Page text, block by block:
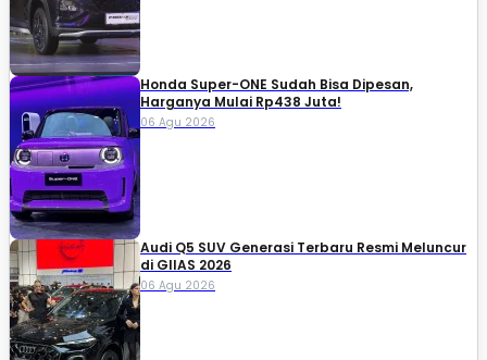
Honda Super-ONE Sudah Bisa Dipesan,
Harganya Mulai Rp438 Juta!
06 Agu 2026
Audi Q5 SUV Generasi Terbaru Resmi Meluncur
di GIIAS 2026
06 Agu 2026